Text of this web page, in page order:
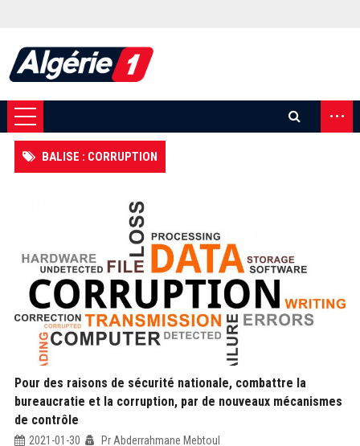
...
BALISE : CORRUPTION
Pour des raisons de sécurité nationale, combattre la
bureaucratie et la corruption, par de nouveaux mécanismes
de contrôle
2021-01-30 Pr Abderrahmane Mebtoul